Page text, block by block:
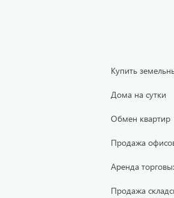
Купить
Дома на сутки
Обмен квартир
Продажа
Аренда
Продажа